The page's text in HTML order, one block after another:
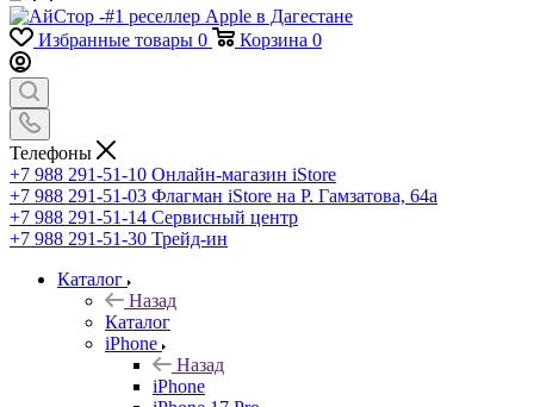
Избранные товары 0 Корзина 0
Телефоны
+7 988 291-51-10 Онлайн-магазин iStore
+7 988 291-51-03 Флагман iStore на Р. Гамзатова, 64а
+7 988 291-51-14 Сервисный центр
+7 988 291-51-30 Трейд-ин
Каталог
Назад
Каталог
iPhone
Назад
iPhone